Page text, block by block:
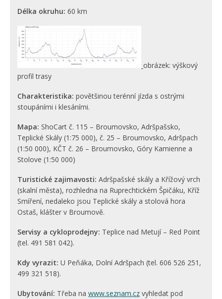
Délka okruhu: 60 km
obrázek: výškový
profil trasy
Charakteristika: povětšinou terénní jízda s ostrými
stoupáními i klesáními.
Mapa: ShoCart č. 115 – Broumovsko, Adršpašsko,
Teplické Skály (1:75 000), č. 25 – Broumovsko, Adršpach
(1:50 000), KČT č. 26 – Broumovsko, Góry Kamienne a
Stolove (1:50 000)
Turistické zajimavosti: Adršpašské skály a Křížový vrch
(skalní města), rozhledna na Ruprechtickém Špičáku, Kříž
Smíření, nedaleko jsou Teplické skály a stolová hora
Ostaš, klášter v Broumově.
Servisy a cykloprodejny: Teplice nad Metují – Red Point
(tel. 491 581 042).
Kdy vyrazit: U Peňáka, Dolní Adršpach (tel. 606 526 251,
499 321 518).
Ubytování: Třeba na www.seznam.cz vyhledat pod